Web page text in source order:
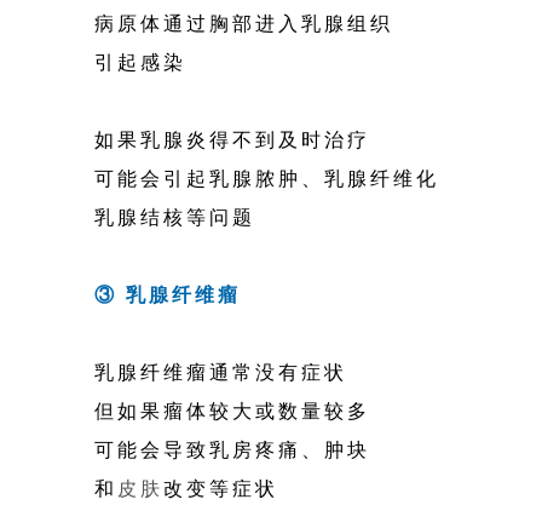
病原体通过胸部进入乳腺组织
引起感染
如果乳腺炎得不到及时治疗
可能会引起乳腺脓肿、乳腺纤维化
乳腺结核等问题
③ 乳腺纤维瘤
乳腺纤维瘤通常没有症状
但如果瘤体较大或数量较多
可能会导致乳房疼痛、肿块
和 皮肤改变等症状